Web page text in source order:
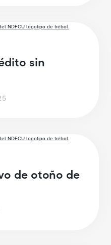
sin
de otoño de